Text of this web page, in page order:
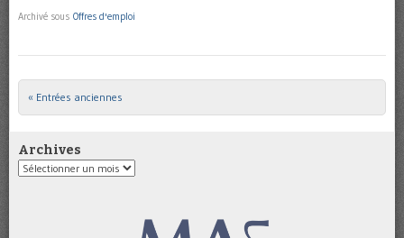
Archivé sous Offres d'emploi
Post navigation
« Entrées anciennes
Archives
Archives